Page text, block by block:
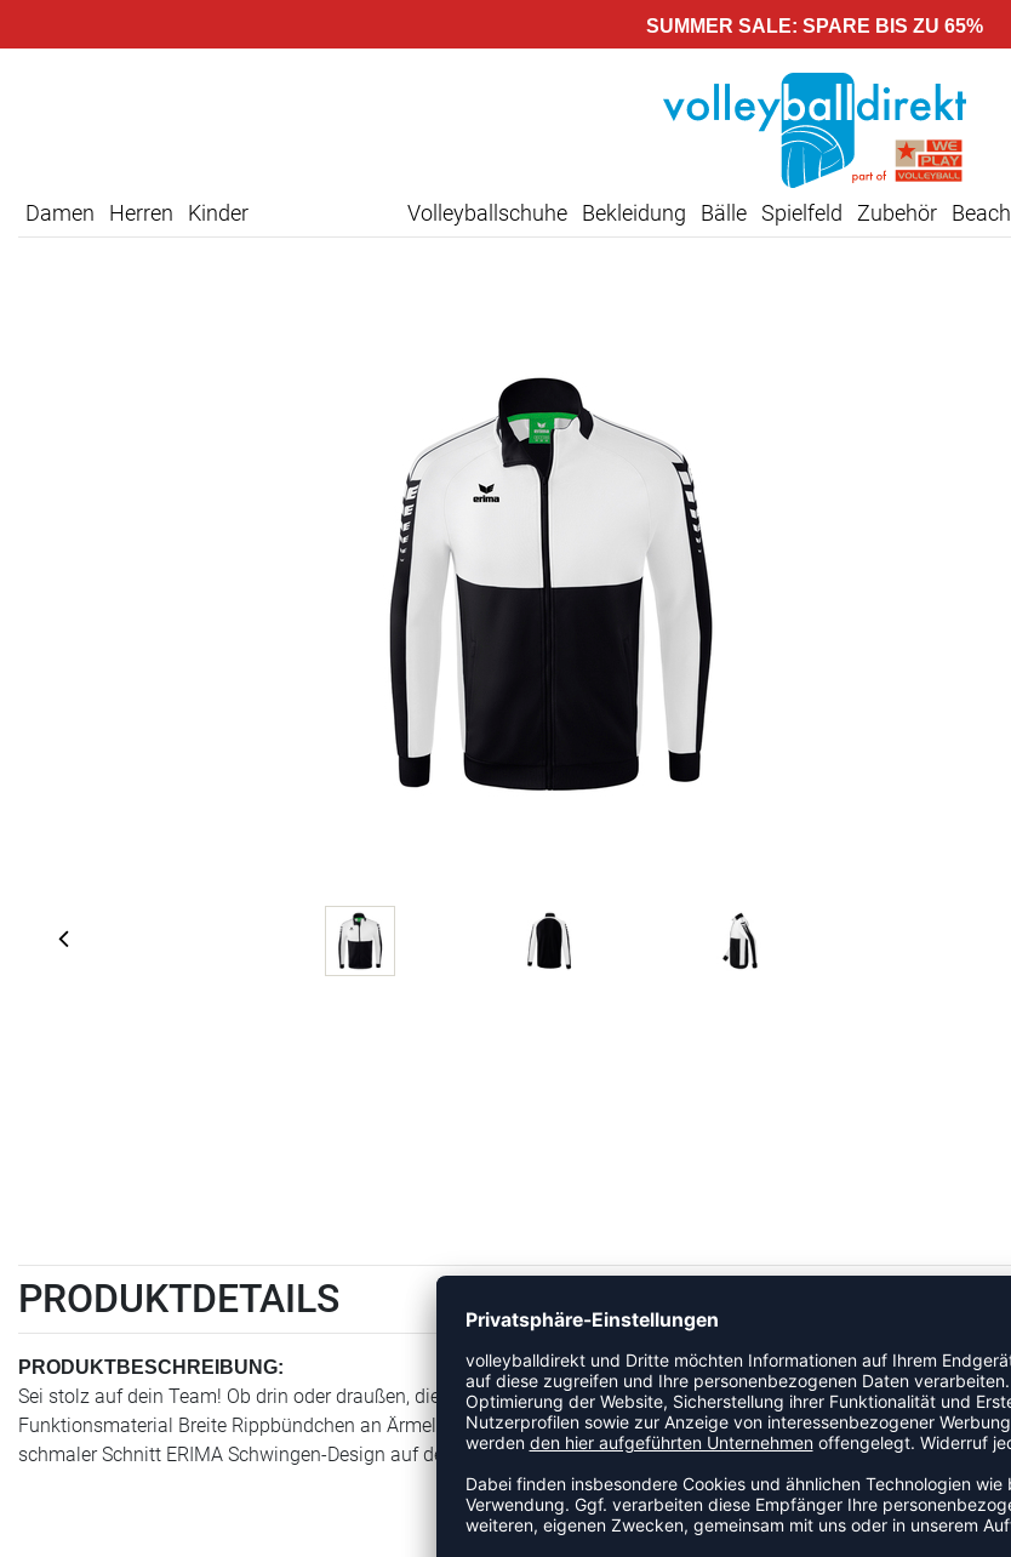
SUMMER SALE: SPARE BIS ZU 65%
Damen Herren Kinder Volleyballschuhe Bekleidung Bälle Spielfeld Zubehör Beach
PRODUKTDETAILS
PRODUKTBESCHREIBUNG:
Sei stolz auf dein Team! Ob drin oder draußen, die Trainingsjacke ist immer einsatzbereit. Strapazierfähiges
Funktionsmaterial Breite Rippbündchen an Ärmel und Saum Stehkragen Seitliche Reißverschlusstaschen Moderner,
schmaler Schnitt ERIMA Schwingen-Design auf der Schulter